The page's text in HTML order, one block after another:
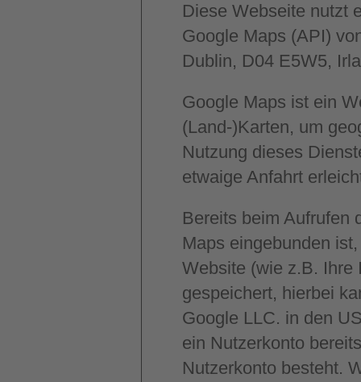
Diese Webseite nutzt
Google Maps (API)
Dublin, D04 E5W5,
Google Maps ist ein
(Land-)Karten, um
Nutzung dieses
etwaige Anfahrt
Bereits beim Aufrufen
Maps eingebunden
Website (wie z.B. Ihre
gespeichert, hierbei
Google LLC. in den
ein Nutzerkonto
Nutzerkonto besteht.